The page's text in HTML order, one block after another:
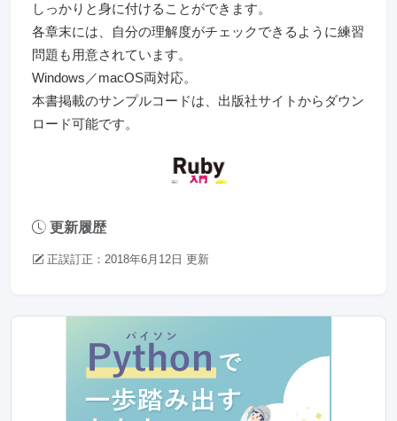
しっかりと身に付けることができます。
各章末には、自分の理解度がチェックできるように練習
問題も用意されています。
Windows／macOS両対応。
本書掲載のサンプルコードは、出版社サイトからダウン
ロード可能です。
更新履歴
正誤訂正：2018年6月12日 更新